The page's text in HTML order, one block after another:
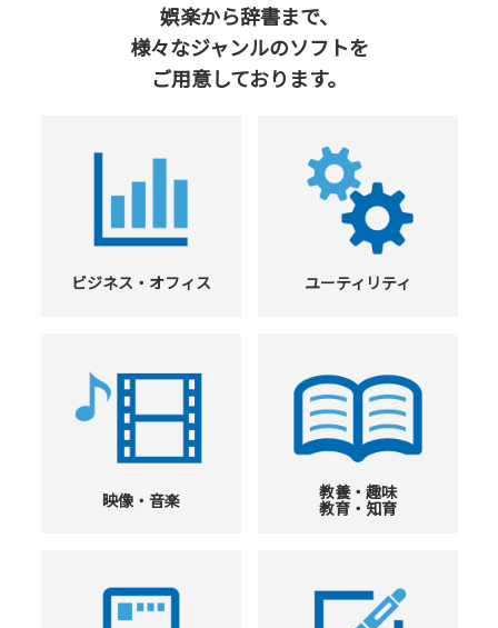
娯楽から辞書まで、
様々なジャンルのソフトを
ご用意しております。
ビジネス・オフィス ユーティリティ
映像・音楽 教養・趣味
教育・知育